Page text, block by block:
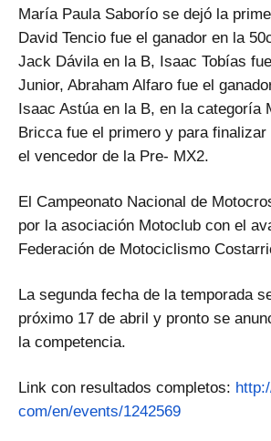
María Paula Saborío se dejó la
David Tencio fue el ganador en la
Jack Dávila en la B, Isaac Tobías
Junior, Abraham Alfaro fue el
Isaac Astúa en la B, en la categoría
Bricca fue el primero y para finalizar
el vencedor de la Pre- MX2.
El Campeonato Nacional de
por la asociación Motoclub con el
Federación de Motociclismo
La segunda fecha de la temporada
próximo 17 de abril y pronto se
la competencia.
Link con resultados completos:
com/en/events/1242569